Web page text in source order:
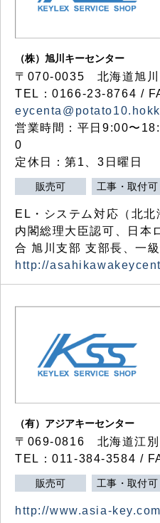
（株）旭川キーセンター
〒070-0035 北海道旭川
TEL：0166-23-8764 /
営業時間：平日9:00〜
0
定休日：第1、3日曜日
販売可 工事・取付可
EL・システム対応（北北
内閣総理大臣認可、日本
合 旭川支部 支部長、一
http://
（有）アジアキーセンター
〒069-0816 北海道江別
TEL：011-384-3584 /
販売可 工事・取付可
http://www.asia-